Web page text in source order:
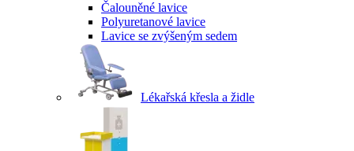
Čalouněné lavice
Polyuretanové lavice
Lavice se zvýšeným sedem
Lékařská křesla a židle